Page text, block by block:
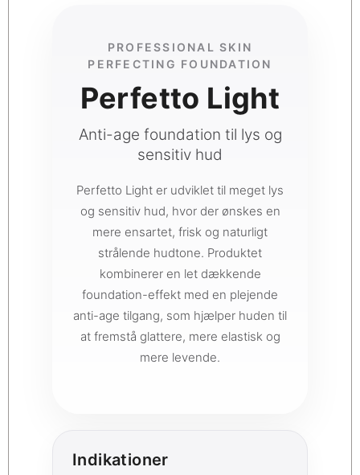
PROFESSIONAL SKIN
PERFECTING FOUNDATION
Perfetto Light
Anti-age foundation til lys og
sensitiv hud
Perfetto Light er udviklet til meget lys
og sensitiv hud, hvor der ønskes en
mere ensartet, frisk og naturligt
strålende hudtone. Produktet
kombinerer en let dækkende
foundation-effekt med en plejende
anti-age tilgang, som hjælper huden til
at fremstå glattere, mere elastisk og
mere levende.
Indikationer